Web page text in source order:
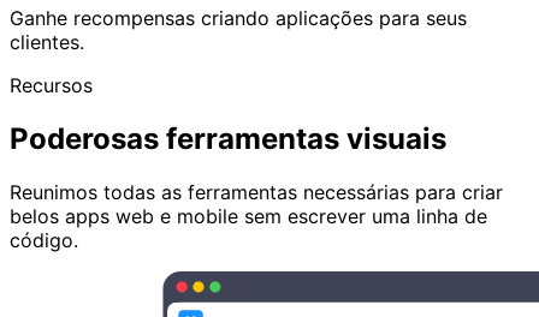
Ganhe recompensas criando aplicações para seus
clientes.
Recursos
Poderosas ferramentas visuais
Reunimos todas as ferramentas necessárias para criar
belos apps web e mobile sem escrever uma linha de
código.